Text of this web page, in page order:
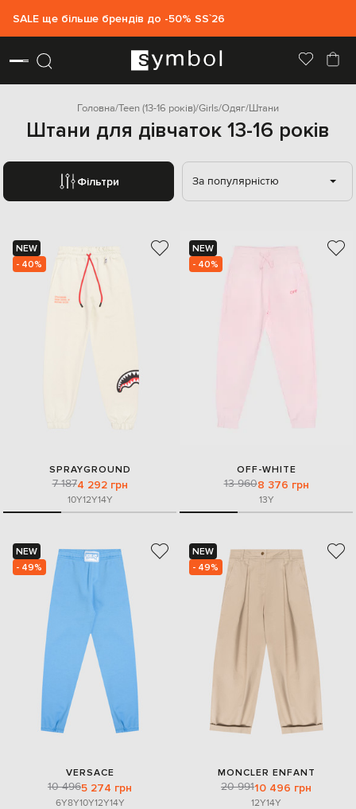
SALE ще більше брендів до -50% SS`26
Головна Teen (13-16 років) Girls Одяг Штани
Штани для дівчаток 13-16 років
Фільтри За популярністю
NEW
- 40%
SPRAYGROUND
7 1874 292 грн
10Y12Y14Y
NEW
- 40%
OFF-WHITE
13 9608 376 грн
13Y
NEW
- 49%
VERSACE
10 4965 274 грн
6Y8Y10Y12Y14Y
NEW
- 49%
MONCLER ENFANT
20 99110 496 грн
12Y14Y